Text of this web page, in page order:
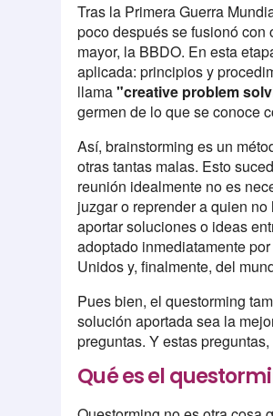
Tras la Primera Guerra
poco después se fusionó
mayor, la BBDO. En esta
aplicada: principios y
llama"creative problem
germen de lo que se conoce
Así, brainstorming es un
otras tantas malas. Esto
reunión idealmente no es
juzgar o reprender a quien
aportar soluciones o ideas
adoptado inmediatamente
Unidos y, finalmente, del
Pues bien, el questorming
solución aportada sea la
preguntas. Y estas
Qué es el